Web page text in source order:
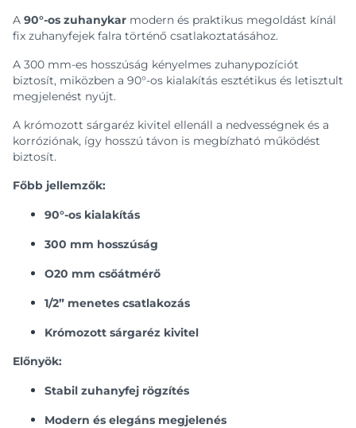
A 90°-os zuhanykar modern és praktikus megoldást kínál
fix zuhanyfejek falra történő csatlakoztatásához.
A 300 mm-es hosszúság kényelmes zuhanypozíciót
biztosít, miközben a 90°-os kialakítás esztétikus és letisztult
megjelenést nyújt.
A krómozott sárgaréz kivitel ellenáll a nedvességnek és a
korróziónak, így hosszú távon is megbízható működést
biztosít.
Főbb jellemzők:
90°-os kialakítás
300 mm hosszúság
O20 mm csőátmérő
1/2” menetes csatlakozás
Krómozott sárgaréz kivitel
Előnyök:
Stabil zuhanyfej rögzítés
Modern és elegáns megjelenés